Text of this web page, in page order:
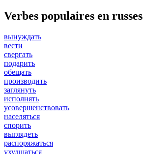
Verbes populaires en russes
вынуждать
вести
свергать
подарить
обещать
производить
заглянуть
исполнять
усовершенствовать
населяться
спорить
выглядеть
распоряжаться
ухудшаться